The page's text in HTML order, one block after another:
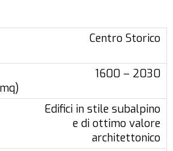
Centro Storico
1600 – 2030
Edifici in stile subalpino
e di ottimo valore
architettonico